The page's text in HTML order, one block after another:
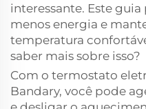
interessante. Este
menos energia e
temperatura
saber mais sobre isso?
Com o termostato
Bandary, você pode